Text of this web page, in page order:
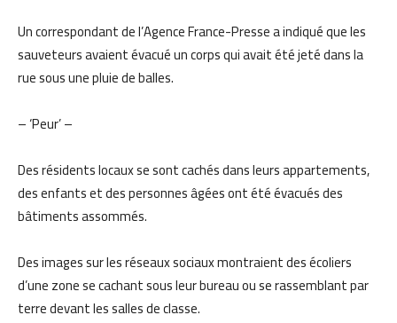
Un correspondant de l’Agence France-Presse a indiqué que les
sauveteurs avaient évacué un corps qui avait été jeté dans la
rue sous une pluie de balles.
– ‘Peur’ –
Des résidents locaux se sont cachés dans leurs appartements,
des enfants et des personnes âgées ont été évacués des
bâtiments assommés.
Des images sur les réseaux sociaux montraient des écoliers
d’une zone se cachant sous leur bureau ou se rassemblant par
terre devant les salles de classe.